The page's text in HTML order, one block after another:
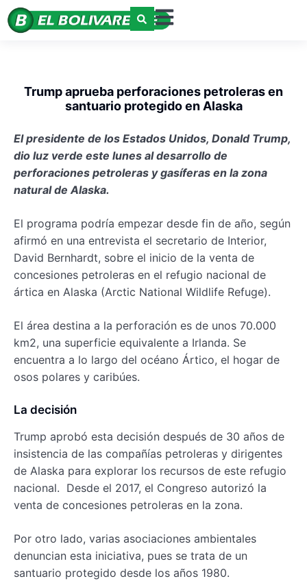
Trump aprueba perforaciones petroleras en
santuario protegido en Alaska
El presidente de los Estados Unidos, Donald Trump,
dio luz verde este lunes al desarrollo de
perforaciones petroleras y gasíferas en la zona
natural de Alaska.
El programa podría empezar desde fin de año, según
afirmó en una entrevista el secretario de Interior,
David Bernhardt, sobre el inicio de la venta de
concesiones petroleras en el refugio nacional de
ártica en Alaska (Arctic National Wildlife Refuge).
El área destina a la perforación es de unos 70.000
km2, una superficie equivalente a Irlanda. Se
encuentra a lo largo del océano Ártico, el hogar de
osos polares y caribúes.
La decisión
Trump aprobó esta decisión después de 30 años de
insistencia de las compañías petroleras y dirigentes
de Alaska para explorar los recursos de este refugio
nacional. Desde el 2017, el Congreso autorizó la
venta de concesiones petroleras en la zona.
Por otro lado, varias asociaciones ambientales
denuncian esta iniciativa, pues se trata de un
santuario protegido desde los años 1980.